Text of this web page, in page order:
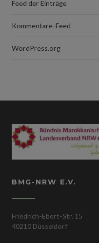
Feed der Einträge
Kommentare-Feed
WordPress.org
BMG-NRW E.V.
Friedrich-Ebert-Str. 15
40210 Düsseldorf